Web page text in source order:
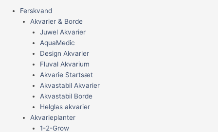
Ferskvand
Akvarier & Borde
Juwel Akvarier
AquaMedic
Design Akvarier
Fluval Akvarium
Akvarie Startsæt
Akvastabil Akvarier
Akvastabil Borde
Helglas akvarier
Akvarieplanter
1-2-Grow